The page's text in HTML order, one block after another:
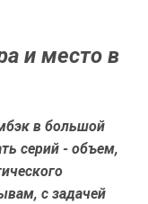
и место в
в большой
серий - объем,
с задачей